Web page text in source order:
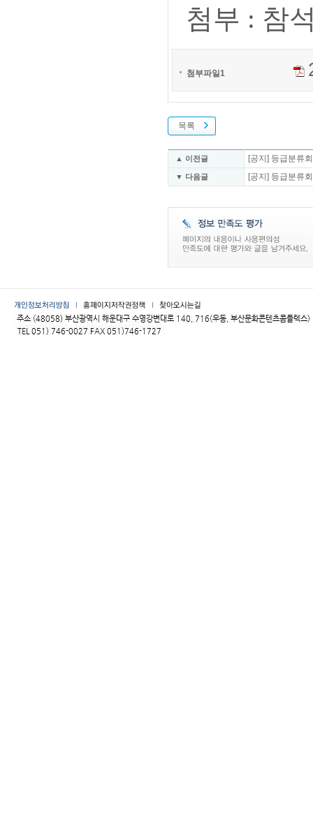
첨부 : 참
첨부파일1
목록
▲ 이전글 [공지] 등급분류
▼ 다음글 [공지] 등급분류